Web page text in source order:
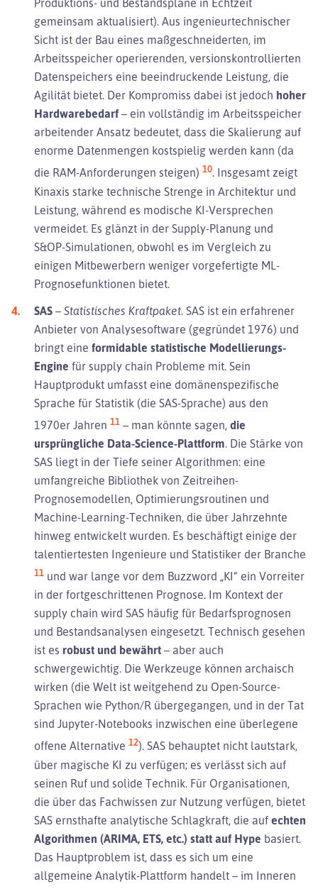
Produktions- und Bestandspläne in Echtzeit
gemeinsam aktualisiert). Aus ingenieurtechnischer
Sicht ist der Bau eines maßgeschneiderten, im
Arbeitsspeicher operierenden, versionskontrollierten
Datenspeichers eine beeindruckende Leistung, die
Agilität bietet. Der Kompromiss dabei ist jedoch hoher
Hardwarebedarf – ein vollständig im Arbeitsspeicher
arbeitender Ansatz bedeutet, dass die Skalierung auf
enorme Datenmengen kostspielig werden kann (da
die RAM-Anforderungen steigen) 10. Insgesamt zeigt
Kinaxis starke technische Strenge in Architektur und
Leistung, während es modische KI-Versprechen
vermeidet. Es glänzt in der Supply-Planung und
S&OP-Simulationen, obwohl es im Vergleich zu
einigen Mitbewerbern weniger vorgefertigte ML-
Prognosefunktionen bietet.
SAS – Statistisches Kraftpaket. SAS ist ein erfahrener
Anbieter von Analysesoftware (gegründet 1976) und
bringt eine formidable statistische Modellierungs-
Engine für supply chain Probleme mit. Sein
Hauptprodukt umfasst eine domänenspezifische
Sprache für Statistik (die SAS-Sprache) aus den
1970er Jahren 11 – man könnte sagen, die
ursprüngliche Data-Science-Plattform. Die Stärke von
SAS liegt in der Tiefe seiner Algorithmen: eine
umfangreiche Bibliothek von Zeitreihen-
Prognosemodellen, Optimierungsroutinen und
Machine-Learning-Techniken, die über Jahrzehnte
hinweg entwickelt wurden. Es beschäftigt einige der
talentiertesten Ingenieure und Statistiker der Branche
11 und war lange vor dem Buzzword „KI“ ein Vorreiter
in der fortgeschrittenen Prognose. Im Kontext der
supply chain wird SAS häufig für Bedarfsprognosen
und Bestandsanalysen eingesetzt. Technisch gesehen
ist es robust und bewährt – aber auch
schwergewichtig. Die Werkzeuge können archaisch
wirken (die Welt ist weitgehend zu Open-Source-
Sprachen wie Python/R übergegangen, und in der Tat
sind Jupyter-Notebooks inzwischen eine überlegene
offene Alternative 12). SAS behauptet nicht lautstark,
über magische KI zu verfügen; es verlässt sich auf
seinen Ruf und solide Technik. Für Organisationen,
die über das Fachwissen zur Nutzung verfügen, bietet
SAS ernsthafte analytische Schlagkraft, die auf echten
Algorithmen (ARIMA, ETS, etc.) statt auf Hype basiert.
Das Hauptproblem ist, dass es sich um eine
allgemeine Analytik-Plattform handelt – im Inneren